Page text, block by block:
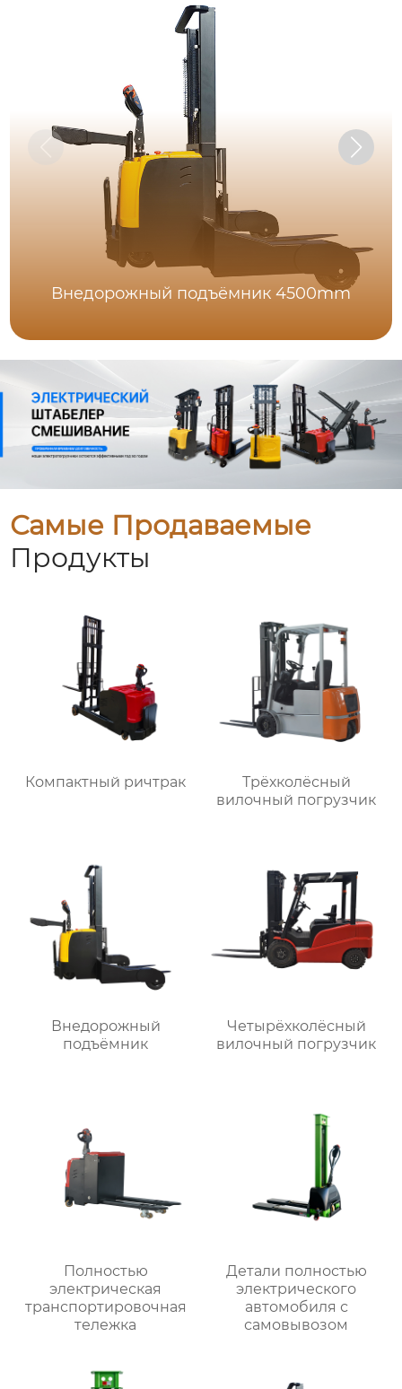
Внедорожный подъёмник 4500mm
Самые Продаваемые
Продукты
Компактный ричтрак
Трёхколёсный
вилочный погрузчик
Внедорожный
подъёмник
Четырёхколёсный
вилочный погрузчик
Полностью
электрическая
транспортировочная
тележка
Детали полностью
электрического
автомобиля с
самовывозом